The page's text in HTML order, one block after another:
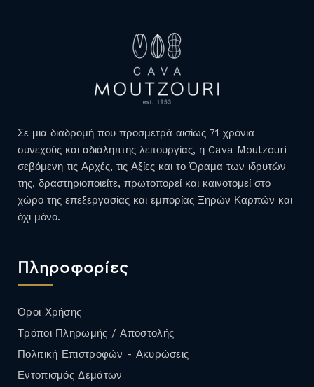
Σε μια διαδρομή που προσμετρά αισίως 71 χρόνια
συνεχούς και αδιάληπτης λειτουργίας, η Cava Moutzouri
σεβόμενη τις Αρχές, τις Αξίες και το Όραμα των ιδρυτών
της, δραστηριοποιείτε, πρωτοπορεί και καινοτομεί στο
χώρο της επεξεργασίας και εμπορίας Ξηρών Καρπών και
όχι μόνο.
Πληροφορίες
Όροι Χρήσης
Τρόποι Πληρωμής / Αποστολής
Πολιτική Επιστροφών - Ακυρώσεις
Εντοπισμός Δεμάτων